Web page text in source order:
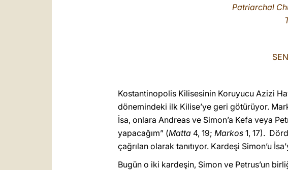
Patriarchal
Kostantinopolis Kilisesinin Koruyucu Azizi
dönemindeki ilk Kilise’ye geri götürüyor.
İsa, onlara Andreas ve Simon’a Kefa veya
yapacağım” (Matta 4, 19; Markos 1, 17).
çağrılan olarak tanıtıyor. Kardeşi Simon’u
Bugün o iki kardeşin, Simon ve Petrus’un